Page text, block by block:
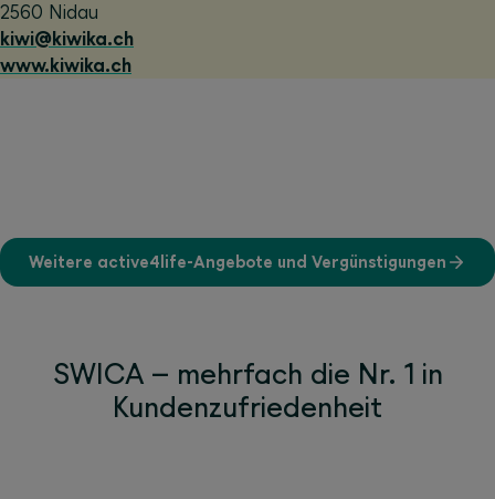
2560 Nidau
kiwi@kiwika.ch
www.kiwika.ch
Weitere active4life-Angebote und Vergünstigungen
SWICA – mehrfach die Nr. 1 in
Kundenzufriedenheit